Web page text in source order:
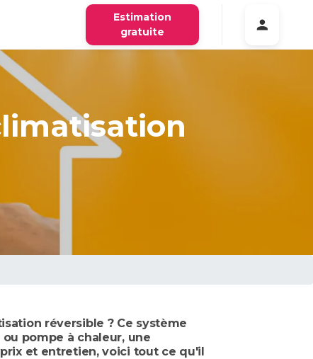
Estimation
gratuite
réversible ? Ce système
pompe à chaleur, une
et entretien, voici tout ce qu'il